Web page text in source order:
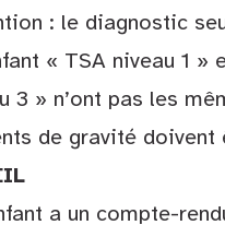
: le diagnostic
« TSA niveau 1 »
3 » n’ont pas les
de gravité doivent
a un compte-